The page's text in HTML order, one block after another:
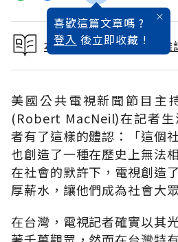
喜歡這篇文章嗎 ?
登入 後立即收藏 !
本文出自 1994 / 2月號雜
美國公共電視新聞節目主
(Robert MacNeil)在記者生
者有了這樣的體認：「這個
也創造了一種在歷史上無法
在社會的默許下，電視創造
厚薪水，讓他們成為社會大
在台灣，電視記者確實以其